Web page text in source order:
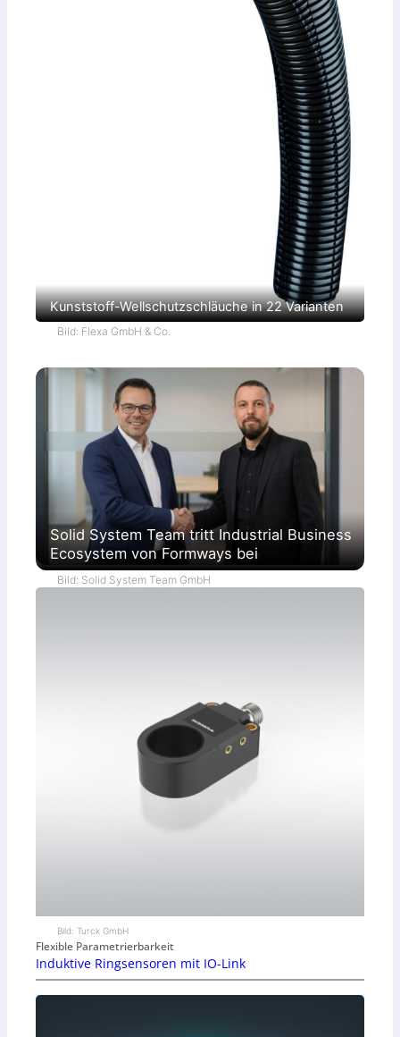
Kunststoff-Wellschutzschläuche in 22 Varianten
Bild: Flexa GmbH & Co.
Solid System Team tritt Industrial Business
Ecosystem von Formways bei
Bild: Solid System Team GmbH
Bild: Turck GmbH
Flexible Parametrierbarkeit
Induktive Ringsensoren mit IO-Link